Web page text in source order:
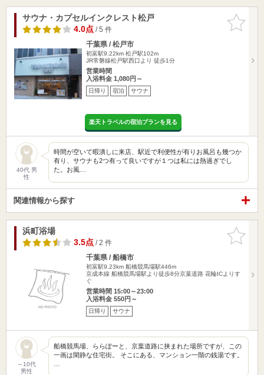
お気に入
りに追加
サウナ・カプセルインクレスト松戸
4.0点/ 5 件
千葉県 / 松戸市
初富駅9.22km 松戸駅102m
JR常磐線松戸駅西口より 徒歩1分
営業時間
入浴料金 1,080円～
日帰り 宿泊 サウナ
楽天トラベルの宿泊プランを見る
40代 男
性
時間が空いて暇潰しに来店、駅近で利便性が有りお風呂も幾つか
有り、サウナも2つ有って良いですが１つは私には熱過ぎでし
た。お風…
関連情報から探す
お気に入
りに追加
浜町浴場
3.5点/ 2 件
千葉県 / 船橋市
初富駅9.23km 船橋競馬場駅446m
京成本線 船橋競馬場駅より徒歩8分京葉道路 花輪ICよりす
ぐ
営業時間 15:00～23:00
入浴料金 550円～
日帰り サウナ
～10代
男性
船橋競馬場、ららぽーと、京葉道路に挟まれた場所ですが、この
一画は閑静な住宅街。 そこにある、マンション一階の銭湯です。